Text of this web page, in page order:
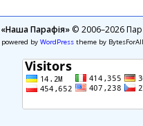
«Наша Парафія»© 2006–2026
by WordPresstheme by